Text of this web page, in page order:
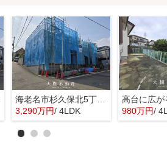
海老名市杉久保北5丁目 新築戸建て 全3棟
3,290万円/ 4LDK 980万円/